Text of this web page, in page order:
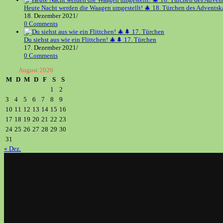
Heute Nacht werden die Waagen umgestellt! 🎄 18. Türchen des
18. Dezember 2021/
0 Comments
Du siehst aus wie ein Flittchen! 🎄🌲 17. Türchen
17. Dezember 2021/
0 Comments
August 2026
M D M D F S
S
1
2
3
4 5 6 7 8
9
10 11 12 13 14 15 16
17 18 19 20 21 22 23
24 25 26 27 28 29 30
31
« Dez.